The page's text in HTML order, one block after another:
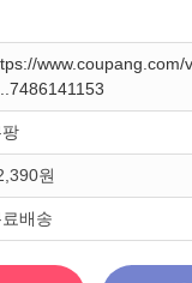
www.coupang.com/
원
배송